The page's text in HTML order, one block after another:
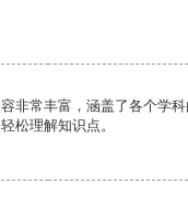
非常丰富，涵盖了各个学
松理解知识点。